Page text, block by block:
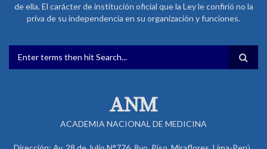
de ella. El carácter de institución oficial que la Ley le confirió no la
priva de su independencia en su organización y funciones.
FORMULARIO DE BÚSQUEDA
ANM
ACADEMIA NACIONAL DE MEDICINA